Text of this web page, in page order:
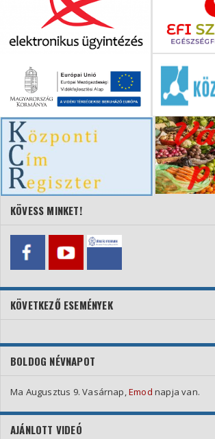
KÖVESS MINKET!
KÖVETKEZŐ ESEMÉNYEK
BOLDOG NÉVNAPOT
Ma Augusztus 9. Vasárnap, Emod napja van.
AJÁNLOTT VIDEÓ